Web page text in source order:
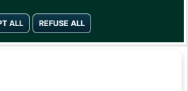
ALL REFUSE ALL